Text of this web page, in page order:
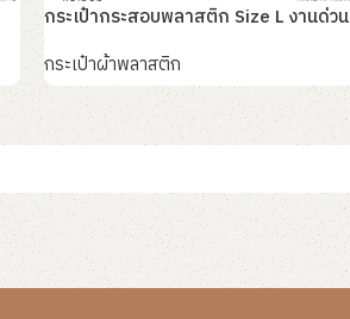
กระเป๋ากระสอบพลาสติก Size L งานด่วน
กระเป๋าผ้าพลาสติก
อ่านเพิ่ม